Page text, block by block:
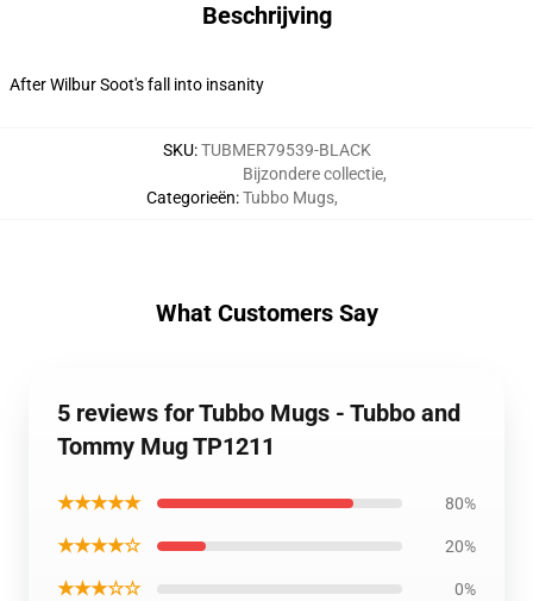
Beschrijving
After Wilbur Soot's fall into insanity
SKU:TUBMER79539-BLACK
Categorieën:
Bijzondere collectie,
Tubbo Mugs,
What Customers Say
5 reviews for Tubbo Mugs - Tubbo and
Tommy Mug TP1211
★★★★★ 80%
★★★★☆ 20%
★★★☆☆ 0%